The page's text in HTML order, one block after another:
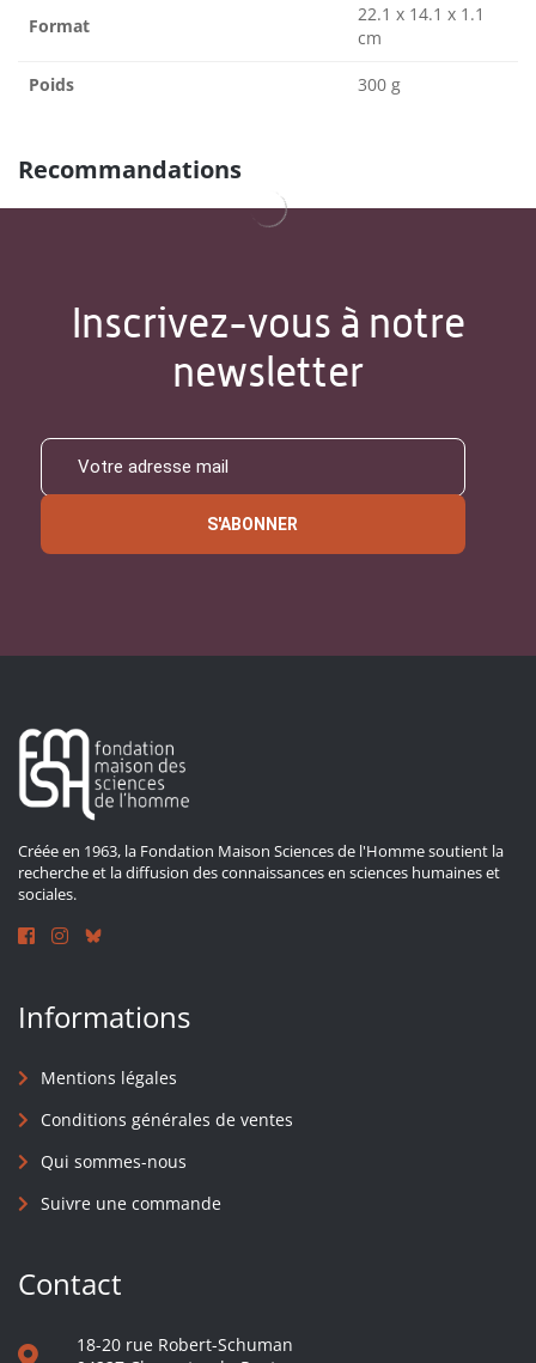
Format
22.1 x 14.1 x 1.1
cm
Poids 300 g
Recommandations
Inscrivez-vous à notre
newsletter
S'ABONNER
Créée en 1963, la Fondation Maison Sciences de l'Homme soutient la
recherche et la diffusion des connaissances en sciences humaines et
sociales.
Informations
Mentions légales
Conditions générales de ventes
Qui sommes-nous
Suivre une commande
Contact
18-20 rue Robert-Schuman